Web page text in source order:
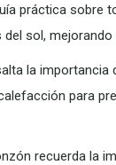
práctica sobre
del sol,
la importancia
para
recuerda la